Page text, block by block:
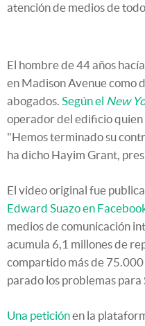
atención de medios de
El hombre de 44 años
en Madison Avenue como
abogados. Según el New
operador del edificio
"Hemos terminado su
ha dicho Hayim Grant,
El video original fue
Edward Suazo en
medios de comunicación
acumula 6,1 millones de
compartido más de 75.000
parado los problemas para
Una peticiónen la